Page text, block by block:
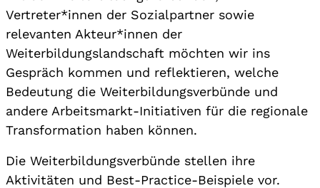
Vertreter*innen der Sozialpartner sowie
relevanten Akteur*innen der
Weiterbildungslandschaft möchten wir ins
Gespräch kommen und reflektieren, welche
Bedeutung die Weiterbildungsverbünde und
andere Arbeitsmarkt-Initiativen für die regionale
Transformation haben können.
Die Weiterbildungsverbünde stellen ihre
Aktivitäten und Best-Practice-Beispiele vor.